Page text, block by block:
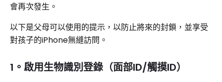
會再次發生。
以下是父母可以使用的提示，以防止將來的封鎖，並享受
對孩子的iPhone無縫訪問。
1。啟用生物識別登錄（面部ID/觸摸ID）